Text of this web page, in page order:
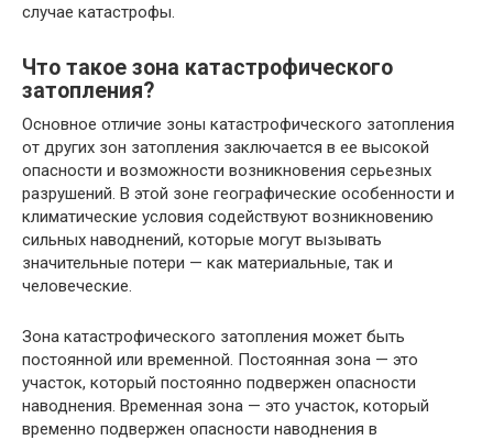
случае катастрофы.
Что такое зона катастрофического
затопления?
Основное отличие зоны катастрофического затопления
от других зон затопления заключается в ее высокой
опасности и возможности возникновения серьезных
разрушений. В этой зоне географические особенности и
климатические условия содействуют возникновению
сильных наводнений, которые могут вызывать
значительные потери — как материальные, так и
человеческие.
Зона катастрофического затопления может быть
постоянной или временной. Постоянная зона — это
участок, который постоянно подвержен опасности
наводнения. Временная зона — это участок, который
временно подвержен опасности наводнения в